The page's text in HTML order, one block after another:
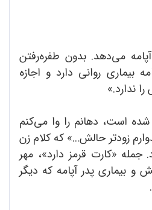
می‌دهد. بدون طفره‌رفتن
بیماری روانی دارد و اجازه
ندارد.»
است، دهانم را وا می‌کنم
زودتر حالش...» که کلام زن
«کارت قرمز دارد»، مهر
و بیماری پدر آپامه که دیگر